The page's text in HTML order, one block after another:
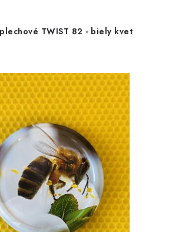
TWIST 82 - biely kvet